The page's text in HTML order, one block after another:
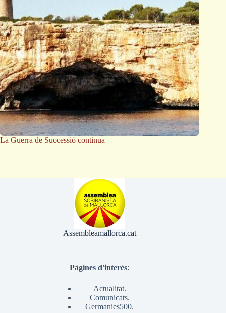
La Guerra de Successió continua
Assembleamallorca.cat
Pàgines d'interès:
Actualitat.
Comunicats.
Germanies500.